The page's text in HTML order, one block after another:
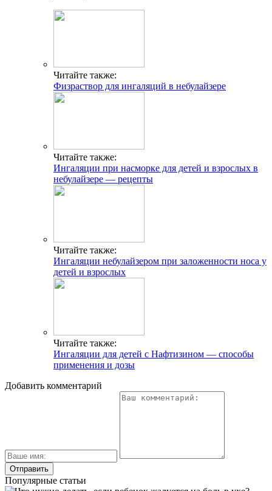
Читайте также:
Физраствор для ингаляций в небулайзере
Читайте также:
Ингаляции при насморке для детей и взрослых в
небулайзере — рецепты
Читайте также:
Ингаляции небулайзером при заложенности носа у
детей и взрослых
Читайте также:
Ингаляции для детей с Нафтизином — способы
применения и дозы
Добавить комментарий
Популярные статьи